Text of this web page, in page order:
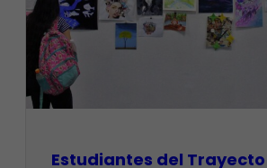
Estudiantes del Trayecto